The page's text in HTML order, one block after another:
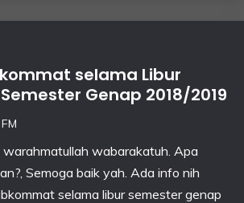
selama Libur
Genap 2018/2019
FM
warahmatullah wabarakatuh. Apa
Semoga baik yah. Ada info nih
selama libur semester genap